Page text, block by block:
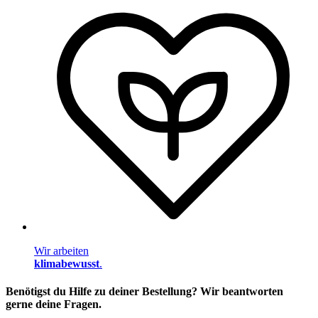
Wir arbeiten
klimabewusst.
Benötigst du Hilfe zu deiner Bestellung? Wir beantworten
gerne deine Fragen.